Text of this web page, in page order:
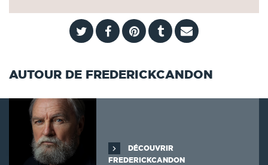
AUTOUR DE FREDERICKCANDON
DÉCOUVRIR
FREDERICKCANDON